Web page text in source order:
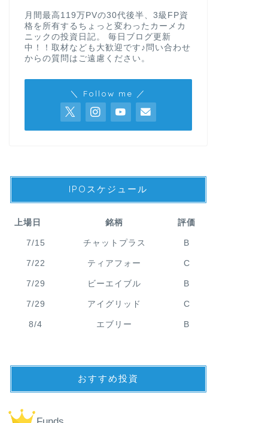
月間最高119万PVの30代後半、3級FP資
格を所有するちょっと変わったカーメカ
ニックの投資日記。 毎日ブログ更新
中！！取材なども大歓迎です♪問い合わせ
からの質問はご遠慮ください。
＼ Follow me ／
IPOスケジュール
上場日 銘柄 評価
7/15 チャットプラス B
7/22 ティアフォー C
7/29 ビーエイブル B
7/29 アイグリッド C
8/4 エブリー B
おすすめ投資